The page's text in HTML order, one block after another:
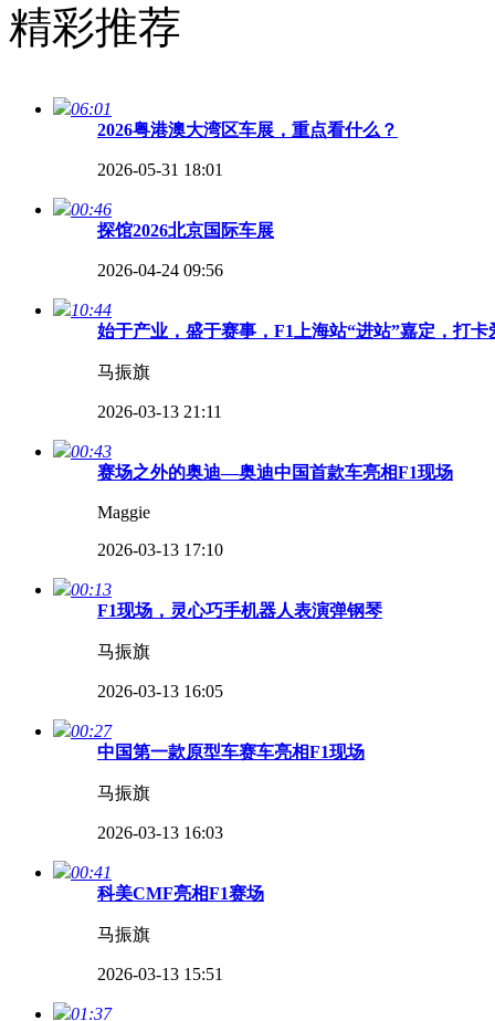
精彩推荐
06:01
2026粤港澳大湾区车展，重点看什么？
2026-05-31 18:01
00:46
探馆2026北京国际车展
2026-04-24 09:56
10:44
始于产业，盛于赛事，F1上海站“进站”嘉定，打
马振旗
2026-03-13 21:11
00:43
赛场之外的奥迪—奥迪中国首款车亮相F1现场
Maggie
2026-03-13 17:10
00:13
F1现场，灵心巧手机器人表演弹钢琴
马振旗
2026-03-13 16:05
00:27
中国第一款原型车赛车亮相F1现场
马振旗
2026-03-13 16:03
00:41
​科美CMF亮相F1赛场
马振旗
2026-03-13 15:51
01:37